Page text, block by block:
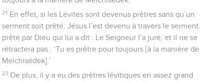
21 En effet, si les Lévites sont devenus prêtres sans qu’un
serment soit prêté, Jésus l’est devenu à travers le serment
prêté par Dieu qui lui a dit : Le Seigneur l’a juré, et il ne se
rétractera pas : ‘Tu es prêtre pour toujours [à la manière de
Melchisédek].’
23 De plus, il y a eu des prêtres lévitiques en assez grand